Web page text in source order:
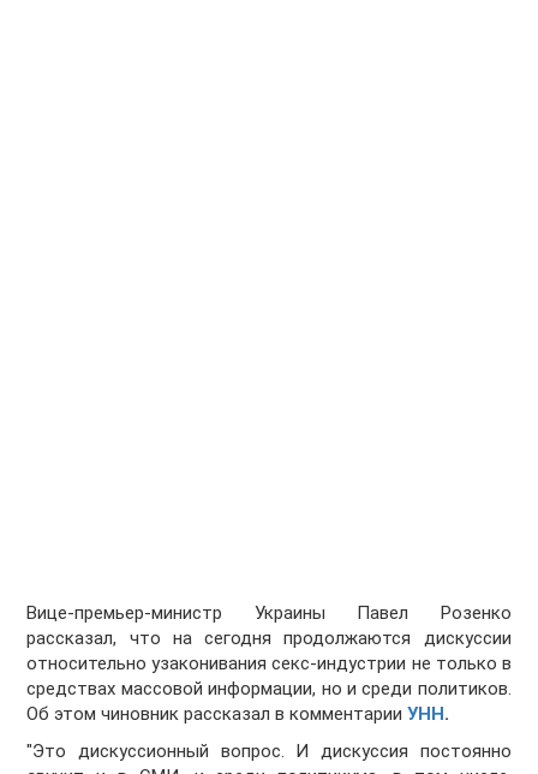
Вице-премьер-министр Украины Павел Розенко
рассказал, что на сегодня продолжаются дискуссии
относительно узаконивания секс-индустрии не только в
средствах массовой информации, но и среди политиков.
Об этом чиновник рассказал в комментарииУНН.
"Это дискуссионный вопрос. И дискуссия постоянно